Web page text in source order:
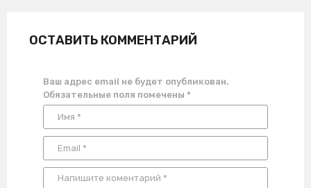
ОСТАВИТЬ КОММЕНТАРИЙ
Ваш адрес email не будет опубликован.
Обязательные поля помечены *